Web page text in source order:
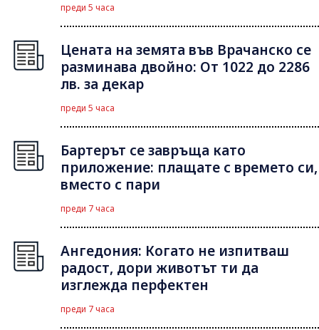
преди 5 часа
Цената на земята във Врачанско се
разминава двойно: От 1022 до 2286
лв. за декар
преди 5 часа
Бартерът се завръща като
приложение: плащате с времето си,
вместо с пари
преди 7 часа
Ангедония: Когато не изпитваш
радост, дори животът ти да
изглежда перфектен
преди 7 часа